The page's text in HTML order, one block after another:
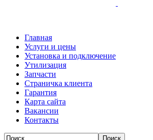
Главная
Услуги и цены
Установка и подключение
Утилизация
Запчасти
Страничка клиента
Гарантия
Карта сайта
Вакансии
Контакты